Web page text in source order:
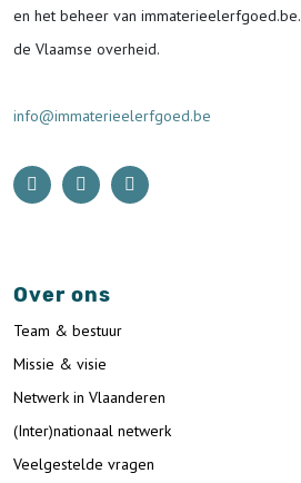
en het beheer van immaterieelerfgoed.be.
de Vlaamse overheid.
info@immaterieelerfgoed.be
Over ons
Team & bestuur
Missie & visie
Netwerk in Vlaanderen
(Inter)nationaal netwerk
Veelgestelde vragen